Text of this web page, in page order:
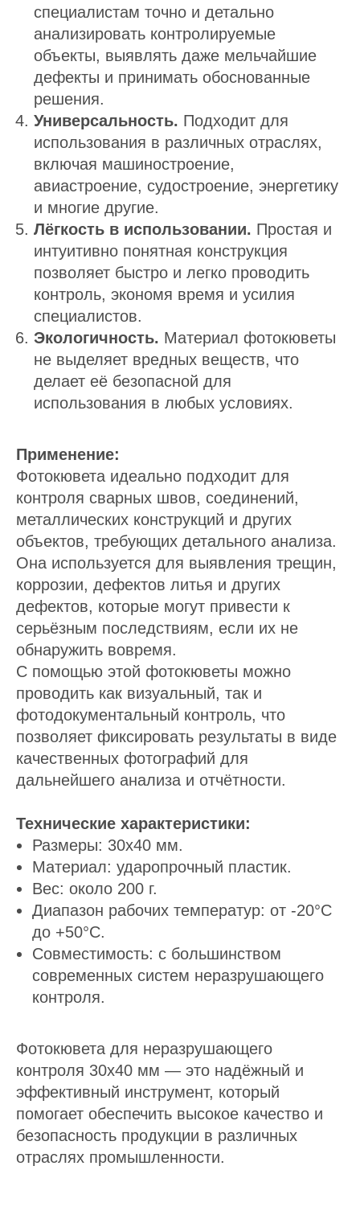
специалистам точно и детально
анализировать контролируемые
объекты, выявлять даже мельчайшие
дефекты и принимать обоснованные
решения.
Универсальность. Подходит для
использования в различных отраслях,
включая машиностроение,
авиастроение, судостроение, энергетику
и многие другие.
Лёгкость в использовании. Простая и
интуитивно понятная конструкция
позволяет быстро и легко проводить
контроль, экономя время и усилия
специалистов.
Экологичность. Материал фотокюветы
не выделяет вредных веществ, что
делает её безопасной для
использования в любых условиях.
Применение:
Фотокювета идеально подходит для
контроля сварных швов, соединений,
металлических конструкций и других
объектов, требующих детального анализа.
Она используется для выявления трещин,
коррозии, дефектов литья и других
дефектов, которые могут привести к
серьёзным последствиям, если их не
обнаружить вовремя.
С помощью этой фотокюветы можно
проводить как визуальный, так и
фотодокументальный контроль, что
позволяет фиксировать результаты в виде
качественных фотографий для
дальнейшего анализа и отчётности.
Технические характеристики:
Размеры: 30х40 мм.
Материал: ударопрочный пластик.
Вес: около 200 г.
Диапазон рабочих температур: от -20°C
до +50°C.
Совместимость: с большинством
современных систем неразрушающего
контроля.
Фотокювета для неразрушающего
контроля 30х40 мм — это надёжный и
эффективный инструмент, который
помогает обеспечить высокое качество и
безопасность продукции в различных
отраслях промышленности.